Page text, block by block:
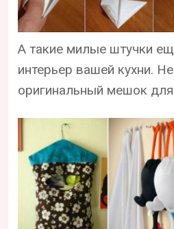
А такие милые штучки
интерьер вашей кухни.
оригинальный мешок для